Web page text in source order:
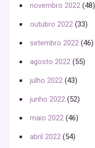
novembro 2022 (48)
outubro 2022 (33)
setembro 2022 (46)
agosto 2022 (55)
julho 2022 (43)
junho 2022 (52)
maio 2022 (46)
abril 2022 (54)